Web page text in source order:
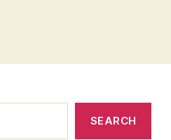
SEARCH